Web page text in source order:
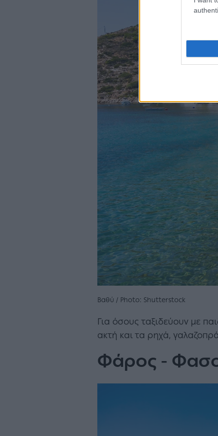
Βαθύ / Photo: Shutterstock
Για όσους ταξιδεύουν με
ακτή και τα ρηχά,
Φάρος -